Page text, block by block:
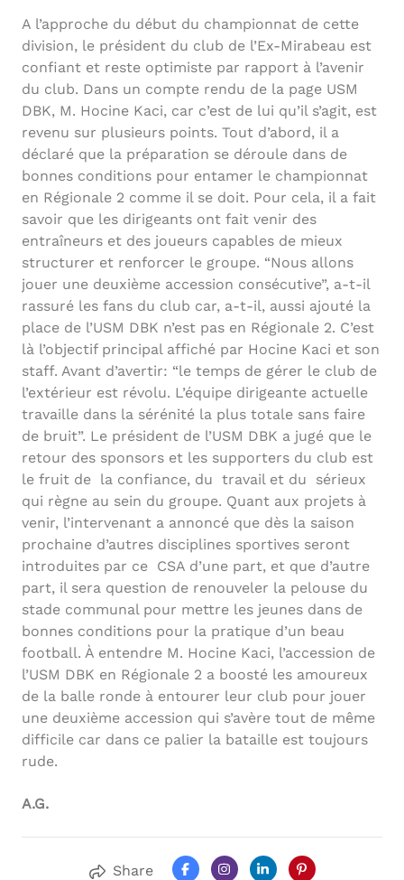
A l’approche du début du championnat de cette
division, le président du club de l’Ex-Mirabeau est
confiant et reste optimiste par rapport à l’avenir
du club. Dans un compte rendu de la page USM
DBK, M. Hocine Kaci, car c’est de lui qu’il s’agit, est
revenu sur plusieurs points. Tout d’abord, il a
déclaré que la préparation se déroule dans de
bonnes conditions pour entamer le championnat
en Régionale 2 comme il se doit. Pour cela, il a fait
savoir que les dirigeants ont fait venir des
entraîneurs et des joueurs capables de mieux
structurer et renforcer le groupe. “Nous allons
jouer une deuxième accession consécutive”, a-t-il
rassuré les fans du club car, a-t-il, aussi ajouté la
place de l’USM DBK n’est pas en Régionale 2. C’est
là l’objectif principal affiché par Hocine Kaci et son
staff. Avant d’avertir: “le temps de gérer le club de
l’extérieur est révolu. L’équipe dirigeante actuelle
travaille dans la sérénité la plus totale sans faire
de bruit”. Le président de l’USM DBK a jugé que le
retour des sponsors et les supporters du club est
le fruit de la confiance, du travail et du sérieux
qui règne au sein du groupe. Quant aux projets à
venir, l’intervenant a annoncé que dès la saison
prochaine d’autres disciplines sportives seront
introduites par ce CSA d’une part, et que d’autre
part, il sera question de renouveler la pelouse du
stade communal pour mettre les jeunes dans de
bonnes conditions pour la pratique d’un beau
football. À entendre M. Hocine Kaci, l’accession de
l’USM DBK en Régionale 2 a boosté les amoureux
de la balle ronde à entourer leur club pour jouer
une deuxième accession qui s’avère tout de même
difficile car dans ce palier la bataille est toujours
rude.
A.G.
Share